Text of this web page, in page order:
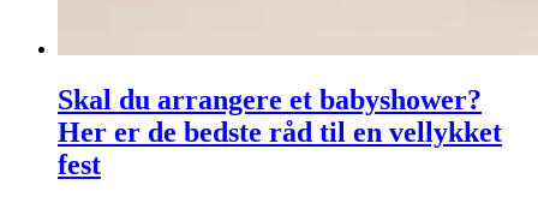
Skal du arrangere et babyshower?
Her er de bedste råd til en vellykket
fest